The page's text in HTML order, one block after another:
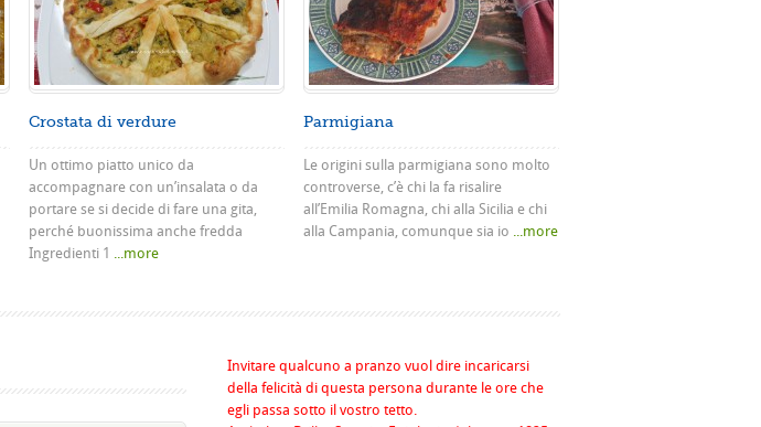
Crostata di verdure
Un ottimo piatto unico da
accompagnare con un’insalata o da
portare se si decide di fare una gita,
perché buonissima anche fredda
Ingredienti 1 ...more
Parmigiana
Le origini sulla parmigiana sono molto
controverse, c’è chi la fa risalire
all’Emilia Romagna, chi alla Sicilia e chi
alla Campania, comunque sia io ...more
Invitare qualcuno a pranzo vuol dire incaricarsi
della felicità di questa persona durante le ore che
egli passa sotto il vostro tetto.